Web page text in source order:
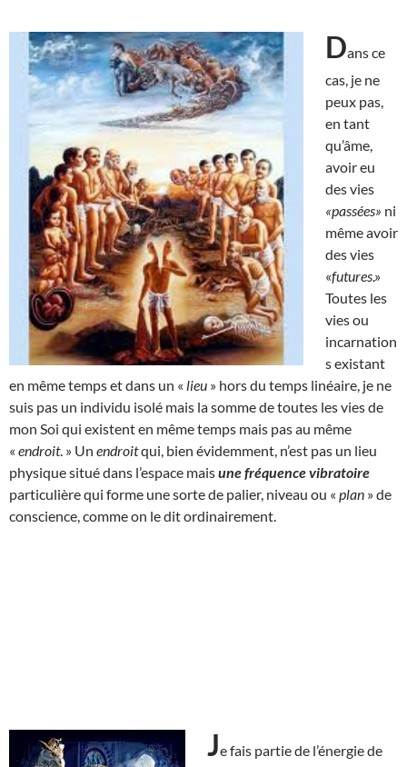
Dans ce
cas, je ne
peux pas,
en tant
qu’âme,
avoir eu
des vies
«passées» ni
même avoir
des vies
«futures.»
Toutes les
vies ou
incarnation
s existant
en même temps et dans un « lieu » hors du temps linéaire, je ne
suis pas un individu isolé mais la somme de toutes les vies de
mon Soi qui existent en même temps mais pas au même
« endroit. » Un endroitqui, bien évidemment, n’est pas un lieu
physique situé dans l’espace maisune fréquence vibratoire
particulière qui forme une sorte de palier, niveau ou « plan » de
conscience, comme on le dit ordinairement.
Je fais partie de l’énergie de